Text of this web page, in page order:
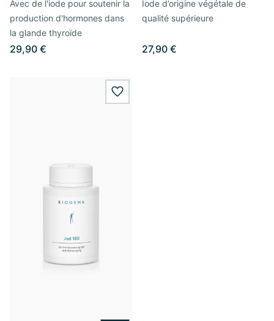
Avec de l'iode pour soutenir la
production d'hormones dans
la glande thyroïde
29,90 €
Iode d’origine végétale de
qualité supérieure
27,90 €
wishlist.add